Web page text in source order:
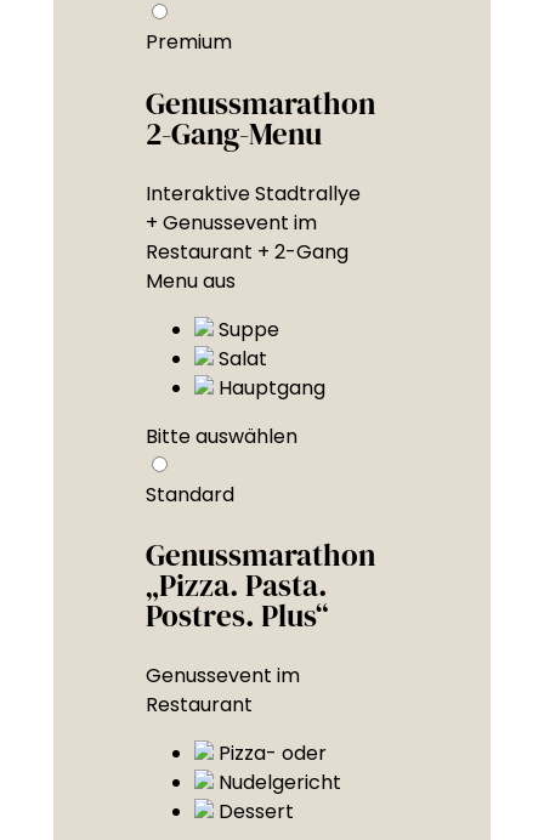
Premium
Genussmarathon
2-Gang-Menu
Interaktive Stadtrallye
+ Genussevent im
Restaurant + 2-Gang
Menu aus
Suppe
Salat
Hauptgang
Bitte auswählen
Standard
Genussmarathon
„Pizza. Pasta.
Postres. Plus“
Genussevent im
Restaurant
Pizza- oder
Nudelgericht
Dessert